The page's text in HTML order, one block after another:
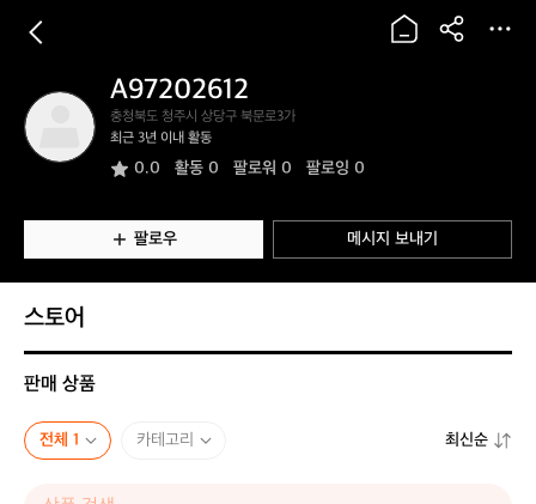
A
9
7
2
1
2
A97202612
충청북도 청주시 상당구 북문로3가
최근 3년 이내 활동
0.0 활동 0 팔로워 0 팔로잉 0
팔로우 메시지 보내기
스토어
판매 상품
전체 1 카테고리 최신순